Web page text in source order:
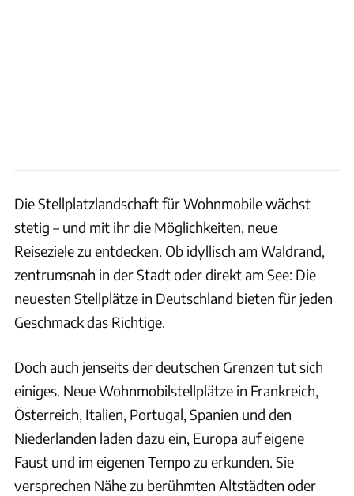
Die Stellplatzlandschaft für Wohnmobile wächst
stetig – und mit ihr die Möglichkeiten, neue
Reiseziele zu entdecken. Ob idyllisch am Waldrand,
zentrumsnah in der Stadt oder direkt am See: Die
neuesten Stellplätze in Deutschland bieten für jeden
Geschmack das Richtige.
Doch auch jenseits der deutschen Grenzen tut sich
einiges. Neue Wohnmobilstellplätze in Frankreich,
Österreich, Italien, Portugal, Spanien und den
Niederlanden laden dazu ein, Europa auf eigene
Faust und im eigenen Tempo zu erkunden. Sie
versprechen Nähe zu berühmten Altstädten oder